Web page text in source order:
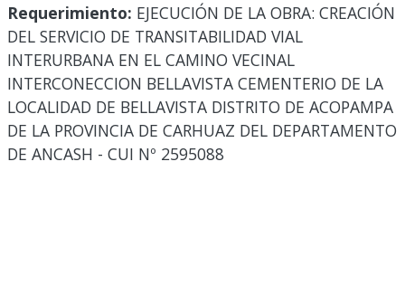
Requerimiento: EJECUCIÓN DE LA OBRA: CREACIÓN
DEL SERVICIO DE TRANSITABILIDAD VIAL
INTERURBANA EN EL CAMINO VECINAL
INTERCONECCION BELLAVISTA CEMENTERIO DE LA
LOCALIDAD DE BELLAVISTA DISTRITO DE ACOPAMPA
DE LA PROVINCIA DE CARHUAZ DEL DEPARTAMENTO
DE ANCASH - CUI Nº 2595088